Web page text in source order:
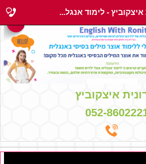
איצקוביץ - לימוד אנגל...
איצקוביץ
052-